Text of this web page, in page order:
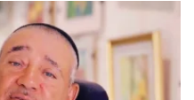
גרוסמן בשיחה מיוחדת